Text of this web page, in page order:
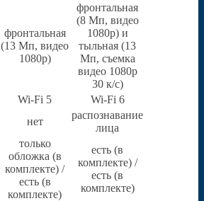
фронтальная
(13 Мп, видео
1080р)
фронтальная
(8 Мп, видео
1080р) и
тыльная (13
Мп, съемка
видео 1080р
30 к/с)
Wi-Fi 5
Wi-Fi 6
нет
распознавание
лица
только
обложка (в
комплекте) /
есть (в
комплекте)
есть (в
комплекте) /
есть (в
комплекте)